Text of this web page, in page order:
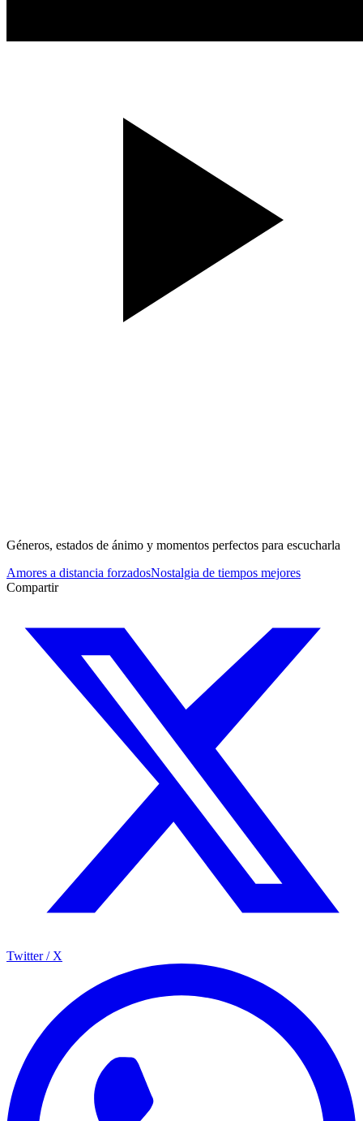
Géneros, estados de ánimo y momentos perfectos para escucharla
Amores a distancia forzadosNostalgia de tiempos mejores
Compartir
Twitter / X